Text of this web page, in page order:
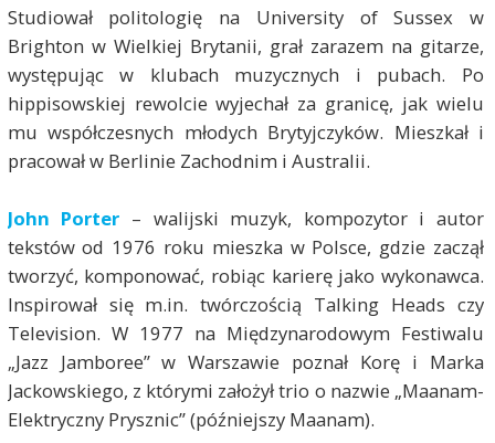
Studiował politologię na University of Sussex w
Brighton w Wielkiej Brytanii, grał zarazem na gitarze,
występując w klubach muzycznych i pubach. Po
hippisowskiej rewolcie wyjechał za granicę, jak wielu
mu współczesnych młodych Brytyjczyków. Mieszkał i
pracował w Berlinie Zachodnim i Australii.
John Porter – walijski muzyk, kompozytor i autor
tekstów od 1976 roku mieszka w Polsce, gdzie zaczął
tworzyć, komponować, robiąc karierę jako wykonawca.
Inspirował się m.in. twórczością Talking Heads czy
Television. W 1977 na Międzynarodowym Festiwalu
„Jazz Jamboree” w Warszawie poznał Korę i Marka
Jackowskiego, z którymi założył trio o nazwie „Maanam-
Elektryczny Prysznic” (późniejszy Maanam).